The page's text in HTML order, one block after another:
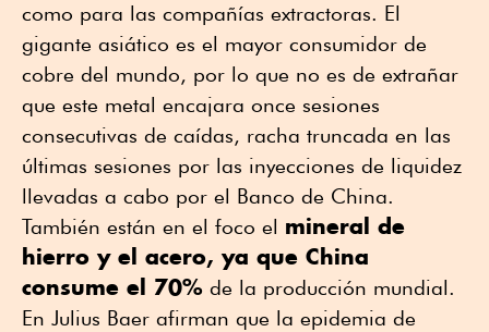
como para las compañías extractoras. El
gigante asiático es el mayor consumidor de
cobre del mundo, por lo que no es de extrañar
que este metal encajara once sesiones
consecutivas de caídas, racha truncada en las
últimas sesiones por las inyecciones de liquidez
llevadas a cabo por el Banco de China.
También están en el foco el mineral de
hierro y el acero, ya que China
consume el 70% de la producción mundial.
En Julius Baer afirman que la epidemia de